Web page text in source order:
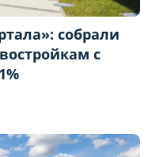
собрали
с